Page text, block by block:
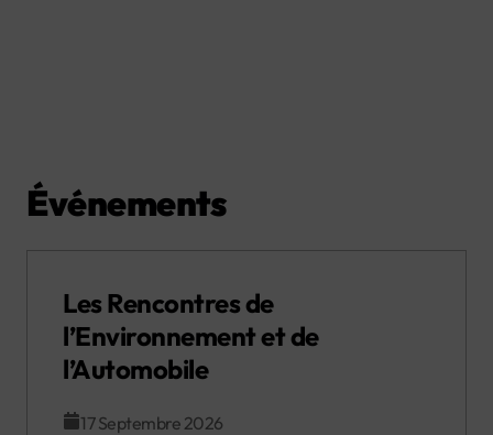
Événements
Les Rencontres de
l’Environnement et de
l’Automobile
17 Septembre 2026